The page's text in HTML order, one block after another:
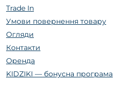
Trade In
Умови повернення товару
Огляди
Контакти
Оренда
KIDZIKI — бонусна програма